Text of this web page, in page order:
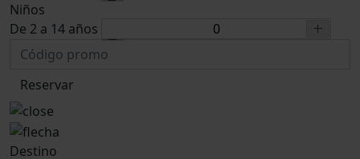
Niños
De 2 a 14 años
Reservar
Destino